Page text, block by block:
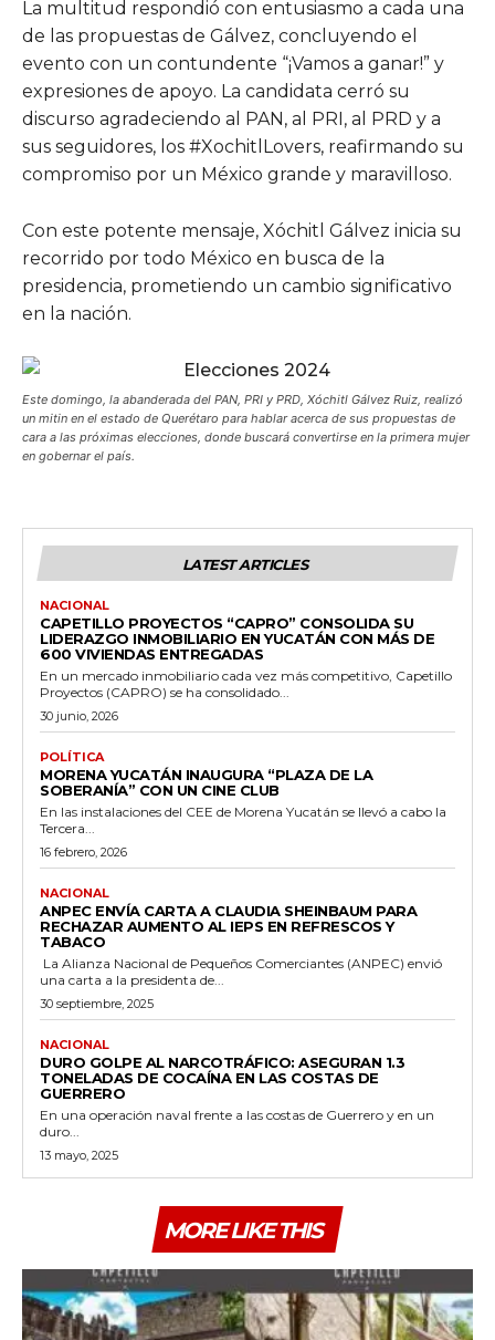
La multitud respondió con entusiasmo a cada una
de las propuestas de Gálvez, concluyendo el
evento con un contundente “¡Vamos a ganar!” y
expresiones de apoyo. La candidata cerró su
discurso agradeciendo al PAN, al PRI, al PRD y a
sus seguidores, los #XochitlLovers, reafirmando su
compromiso por un México grande y maravilloso.
Con este potente mensaje, Xóchitl Gálvez inicia su
recorrido por todo México en busca de la
presidencia, prometiendo un cambio significativo
en la nación.
Este domingo, la abanderada del PAN, PRI y PRD, Xóchitl Gálvez Ruiz, realizó
un mitin en el estado de Querétaro para hablar acerca de sus propuestas de
cara a las próximas elecciones, donde buscará convertirse en la primera mujer
en gobernar el país.
LATEST ARTICLES
NACIONAL
CAPETILLO PROYECTOS “CAPRO” CONSOLIDA SU
LIDERAZGO INMOBILIARIO EN YUCATÁN CON MÁS DE
600 VIVIENDAS ENTREGADAS
En un mercado inmobiliario cada vez más competitivo, Capetillo
Proyectos (CAPRO) se ha consolidado...
30 junio, 2026
POLÍTICA
MORENA YUCATÁN INAUGURA “PLAZA DE LA
SOBERANÍA” CON UN CINE CLUB
En las instalaciones del CEE de Morena Yucatán se llevó a cabo la
Tercera...
16 febrero, 2026
NACIONAL
ANPEC ENVÍA CARTA A CLAUDIA SHEINBAUM PARA
RECHAZAR AUMENTO AL IEPS EN REFRESCOS Y
TABACO
La Alianza Nacional de Pequeños Comerciantes (ANPEC) envió
una carta a la presidenta de...
30 septiembre, 2025
NACIONAL
DURO GOLPE AL NARCOTRÁFICO: ASEGURAN 1.3
TONELADAS DE COCAÍNA EN LAS COSTAS DE
GUERRERO
En una operación naval frente a las costas de Guerrero y en un
duro...
13 mayo, 2025
MORE LIKE THIS